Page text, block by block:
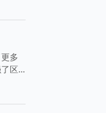
多
区